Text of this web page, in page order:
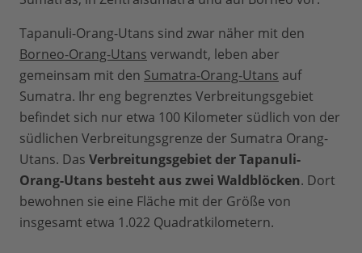
Tapanuli-Orang-Utans sind zwar näher mit den
Borneo-Orang-Utans verwandt, leben aber
gemeinsam mit den Sumatra-Orang-Utans auf
Sumatra. Ihr eng begrenztes Verbreitungsgebiet
befindet sich nur etwa 100 Kilometer südlich von der
südlichen Verbreitungsgrenze der Sumatra Orang-
Utans. Das Verbreitungsgebiet der Tapanuli-
Orang-Utans besteht aus zwei Waldblöcken. Dort
bewohnen sie eine Fläche mit der Größe von
insgesamt etwa 1.022 Quadratkilometern.